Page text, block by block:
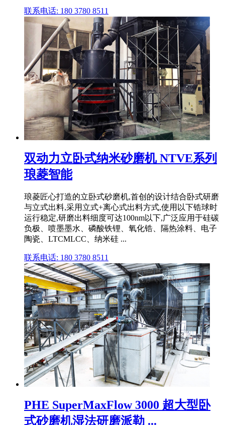
联系电话: 180 3780 8511
双动力立卧式纳米砂磨机 NTVE系列
琅菱智能
琅菱匠心打造的立卧式砂磨机,首创的设计结合卧式研磨
与立式出料,采用立式+离心式出料方式,使用以下锆球时
运行稳定,研磨出料细度可达100nm以下,广泛应用于硅碳
负极、喷墨墨水、磷酸铁锂、氧化锆、隔热涂料、电子
陶瓷、LTCMLCC、纳米硅 ...
联系电话: 180 3780 8511
PHE SuperMaxFlow 3000 超大型卧
式砂磨机湿法研磨派勒 ...